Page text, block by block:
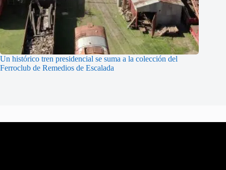
Un histórico tren presidencial se suma a la colección del
Ferroclub de Remedios de Escalada